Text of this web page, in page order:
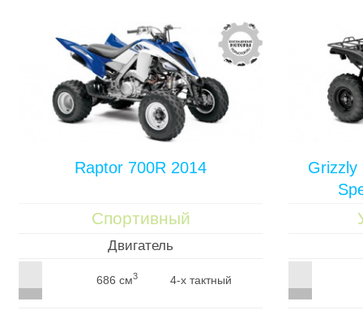
Raptor 700R 2014
Спортивный
Двигатель
686 см3 4-х тактный
Grizzly